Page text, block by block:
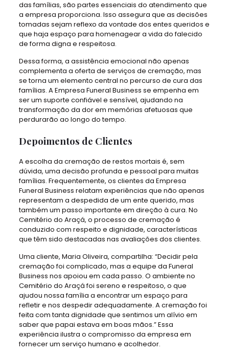
das famílias, são partes essenciais do atendimento que
a empresa proporciona. Isso assegura que as decisões
tomadas sejam reflexo da vontade dos entes queridos e
que haja espaço para homenagear a vida do falecido
de forma digna e respeitosa.
Dessa forma, a assistência emocional não apenas
complementa a oferta de serviços de cremação, mas
se torna um elemento central no percurso de cura das
famílias. A Empresa Funeral Business se empenha em
ser um suporte confiável e sensível, ajudando na
transformação da dor em memórias afetuosas que
perdurarão ao longo do tempo.
Depoimentos de Clientes
A escolha da cremação de restos mortais é, sem
dúvida, uma decisão profunda e pessoal para muitas
famílias. Frequentemente, os clientes da Empresa
Funeral Business relatam experiências que não apenas
representam a despedida de um ente querido, mas
também um passo importante em direção à cura. No
Cemitério do Araçá, o processo de cremação é
conduzido com respeito e dignidade, características
que têm sido destacadas nas avaliações dos clientes.
Uma cliente, Maria Oliveira, compartilha: “Decidir pela
cremação foi complicado, mas a equipe da Funeral
Business nos apoiou em cada passo. O ambiente no
Cemitério do Araçá foi sereno e respeitoso, o que
ajudou nossa família a encontrar um espaço para
refletir e nos despedir adequadamente. A cremação foi
feita com tanta dignidade que sentimos um alívio em
saber que papai estava em boas mãos.” Essa
experiência ilustra o compromisso da empresa em
fornecer um serviço humano e acolhedor.